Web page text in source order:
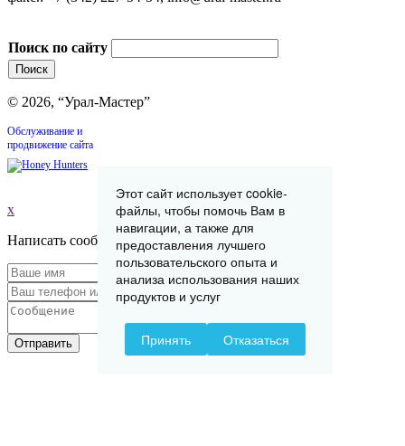
Поиск по сайту
© 2026, “Урал-Мастер”
Обслуживание и
продвижение сайта
x
Написать сообщение
Отправить
Этот сайт использует cookie-
файлы, чтобы помочь Вам в
навигации, а также для
предоставления лучшего
пользовательского опыта и
анализа использования наших
продуктов и услуг
Принять Отказаться